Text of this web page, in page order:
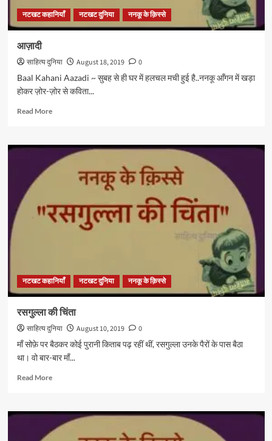
नटखट कहानियाँ नटखट दुनिया ननकू के क़िस्से
आज़ादी
साहित्य दुनिया August 18, 2019
0
Baal Kahani Aazadi ~ सुबह से ही घर में हलचल मची हुई है..ननकू आँगन में खड़ा
होकर ज़ोर-ज़ोर से कविता...
Read MoreRead
आज़ादी
नटखट कहानियाँ नटखट दुनिया ननकू के क़िस्से
रसगुल्ला की चिंता
साहित्य दुनिया August 10, 2019
0
माँ सोफ़े पर बैठकर कोई पुरानी किताब पढ़ रहीं थीं, रसगुल्ला उनके पैरों के पास बैठा
था। वो बार-बार माँ...
Read MoreRead
रसगुल्ला
चिंता